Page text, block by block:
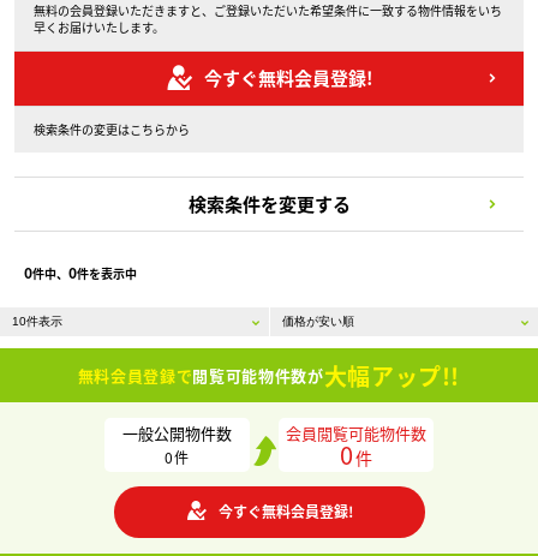
無料の会員登録いただきますと、ご登録いただいた希望条件に一致する物件情報をいち
早くお届けいたします。
今すぐ無料会員登録!
検索条件の変更はこちらから
検索条件を変更する
0件中、 0件を表示中
無料会員登録で閲覧可能物件数が大幅アップ!!
一般公開物件数
0件
会員閲覧可能物件数
0件
今すぐ無料会員登録!